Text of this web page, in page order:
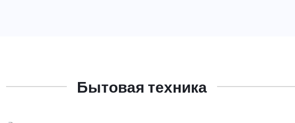
Бытовая техника